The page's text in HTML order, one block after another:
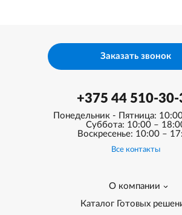
+375 44 510-30-
Понедельник - Пятница:
Суббота: 10:00 –
Воскресенье: 10:00 –
Все контакты
О компании
Каталог Готовых
Заказать звонок